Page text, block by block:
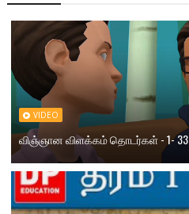
VIDEO
விஞ்ஞான விளக்கம் தொடர்கள் - 1- 33